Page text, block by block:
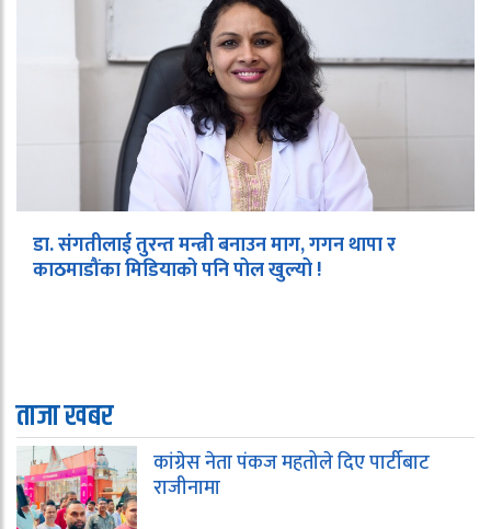
डा. संगतीलाई तुरन्त मन्त्री बनाउन माग, गगन थापा र
काठमाडौंका मिडियाको पनि पोल खुल्यो !
ताजा खबर
कांग्रेस नेता पंकज महतोले दिए पार्टीबाट
राजीनामा